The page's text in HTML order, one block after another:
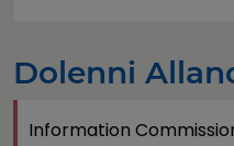
Dolenni
Information